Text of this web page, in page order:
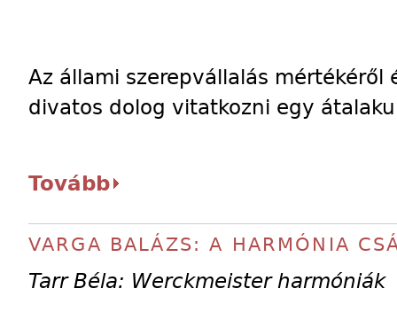
Az állami szerepvállalás
divatos dolog vitatkozni egy
Tovább
VARGA BALÁZS: A HARMÓNIA
Tarr Béla: Werckmeister harmóniák